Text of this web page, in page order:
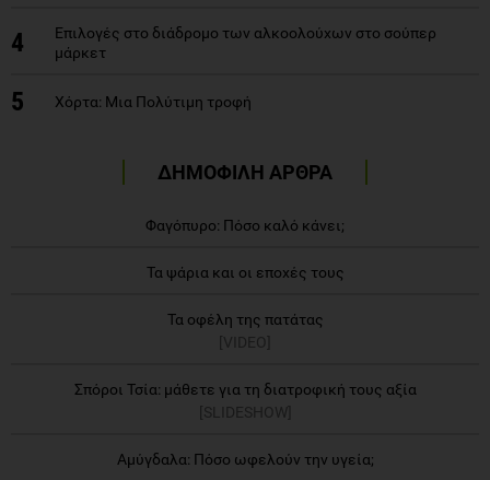
4
Επιλογές στο διάδρομο των αλκοολούχων στο σούπερ
μάρκετ
5 Χόρτα: Μια Πολύτιμη τροφή
ΔΗΜΟΦΙΛΗ ΑΡΘΡΑ
Φαγόπυρο: Πόσο καλό κάνει;
Τα ψάρια και οι εποχές τους
Τα οφέλη της πατάτας
[VIDEO]
Σπόροι Τσία: μάθετε για τη διατροφική τους αξία
[SLIDESHOW]
Αμύγδαλα: Πόσο ωφελούν την υγεία;